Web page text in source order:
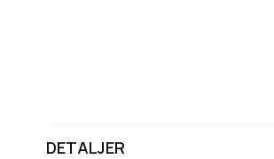
DETALJER